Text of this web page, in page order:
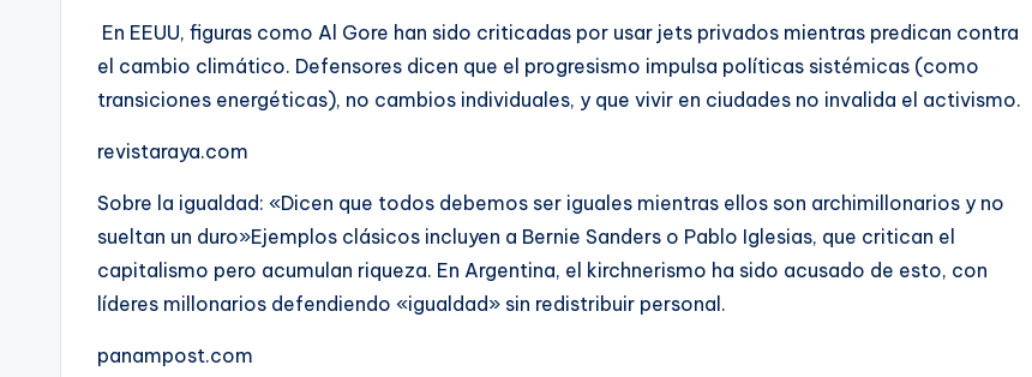
En EEUU, figuras como Al Gore han sido criticadas por usar jets privados mientras predican contra
el cambio climático. Defensores dicen que el progresismo impulsa políticas sistémicas (como
transiciones energéticas), no cambios individuales, y que vivir en ciudades no invalida el activismo.
revistaraya.com
Sobre la igualdad: «Dicen que todos debemos ser iguales mientras ellos son archimillonarios y no
sueltan un duro»Ejemplos clásicos incluyen a Bernie Sanders o Pablo Iglesias, que critican el
capitalismo pero acumulan riqueza. En Argentina, el kirchnerismo ha sido acusado de esto, con
líderes millonarios defendiendo «igualdad» sin redistribuir personal.
panampost.com